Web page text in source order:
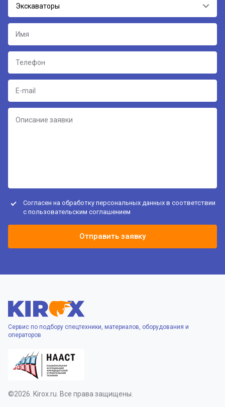
Экскаваторы
Согласен на обработку персональных данных в соответствии
с пользовательским соглашением
Отправить заявку
Сервис по подбору спецтехники, материалов, оборудования и
операторов
©2026. Kirox.ru. Все права защищены.